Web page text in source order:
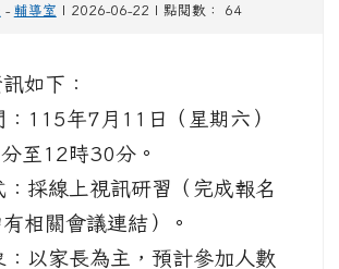
- 輔導室 | 2026-06-22 | 點閱數： 64
如下：
115年7月11日（星期六）
至12時30分。
採線上視訊研習（完成報名
相關會議連結）。
以家長為主，預計參加人數